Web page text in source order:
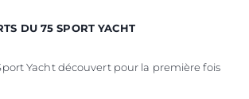
DU 75 SPORT YACHT
Yacht découvert pour la première fois